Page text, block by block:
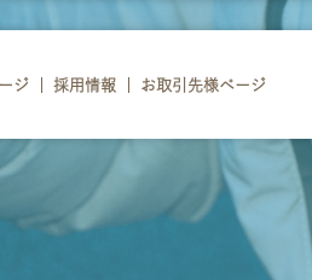
ジ 採用情報 お取引先様ページ